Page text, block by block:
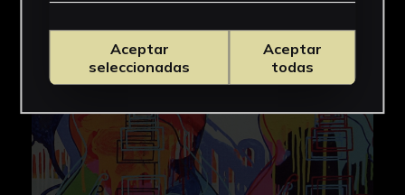
Aceptar
seleccionadas
Aceptar
todas